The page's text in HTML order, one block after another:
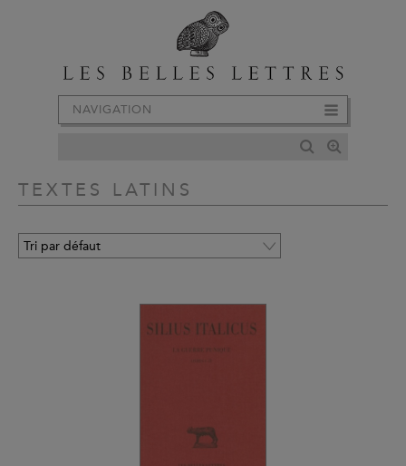
NAVIGATION
TEXTES LATINS